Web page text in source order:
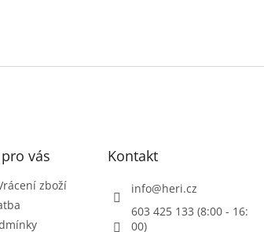
vás
zboží
Kontakt
info@heri.cz
603 425 133 (8:00 - 16:
00)